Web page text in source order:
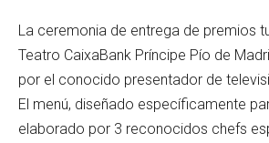
La ceremonia de entrega de premios
Teatro CaixaBank Príncipe Pío de
por el conocido presentador de
El menú, diseñado específicamente
elaborado por 3 reconocidos chefs